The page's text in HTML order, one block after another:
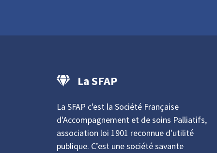
La SFAP
La SFAP c'est la Société Française
d'Accompagnement et de soins Palliatifs,
association loi 1901 reconnue d'utilité
publique. C’est une société savante